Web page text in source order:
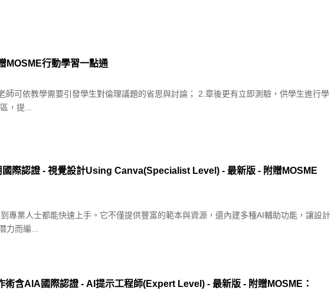
MOSME行動學習一點通
可依教學需要引發學生對倫理議題的省思與討論； 2.章後更有立即測驗，供學生進行學
，提...
際認證 - 視覺設計Using Canva(Specialist Level) - 最新版 - 附贈MOSME
專業人士都能快速上手。它不僅提供豐富的範本與資源，還內建多種AI輔助功能，讓設計
力而編...
含AIA國際認證 - AI提示工程師(Expert Level) - 最新版 - 附贈MOSME：